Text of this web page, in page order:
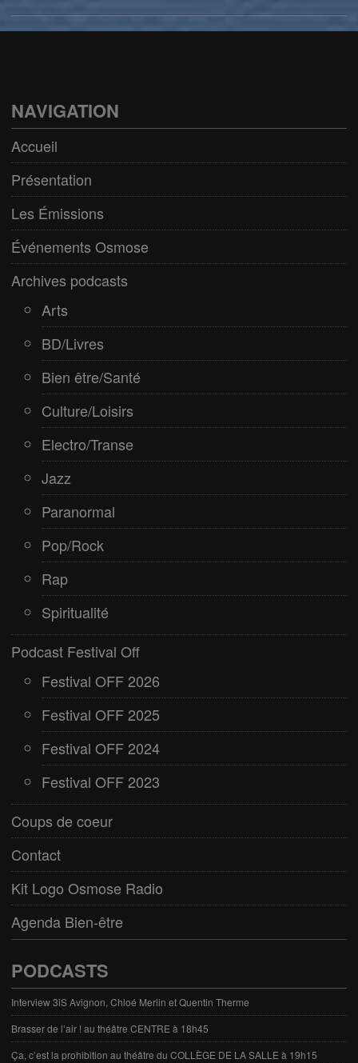
Arts
Bien être/Santé
Culture/Loisirs
Electro/Transe
Paranormal
Pop/Rock
Rap
Spiritualité
NAVIGATION
Accueil
Présentation
Les Émissions
Événements Osmose
Archives podcasts
Arts
BD/Livres
Bien être/Santé
Culture/Loisirs
Electro/Transe
Jazz
Paranormal
Pop/Rock
Rap
Spiritualité
Podcast Festival Off
Festival OFF 2026
Festival OFF 2025
Festival OFF 2024
Festival OFF 2023
Coups de coeur
Contact
Kit Logo Osmose Radio
Agenda Bien-être
PODCASTS
Interview 3iS Avignon, Chloé Merlin et Quentin Therme
Brasser de l’air ! au théâtre CENTRE à 18h45
Ça, c’est la prohibition au théâtre du COLLÈGE DE LA SALLE à 19h15